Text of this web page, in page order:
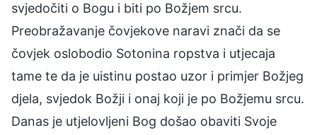
svjedočiti o Bogu i biti po Božjem srcu.
Preobražavanje čovjekove naravi znači da se
čovjek oslobodio Sotonina ropstva i utjecaja
tame te da je uistinu postao uzor i primjer Božjeg
djela, svjedok Božji i onaj koji je po Božjemu srcu.
Danas je utjelovljeni Bog došao obaviti Svoje